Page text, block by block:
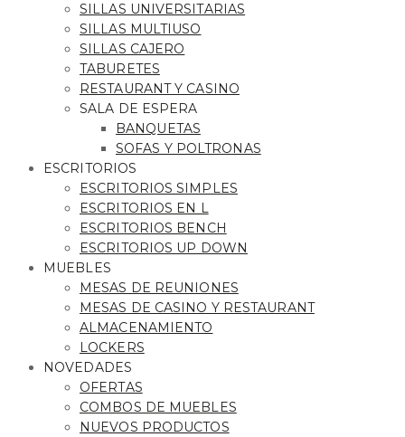
SILLAS UNIVERSITARIAS
SILLAS MULTIUSO
SILLAS CAJERO
TABURETES
RESTAURANT Y CASINO
SALA DE ESPERA
BANQUETAS
SOFAS Y POLTRONAS
ESCRITORIOS
ESCRITORIOS SIMPLES
ESCRITORIOS EN L
ESCRITORIOS BENCH
ESCRITORIOS UP DOWN
MUEBLES
MESAS DE REUNIONES
MESAS DE CASINO Y RESTAURANT
ALMACENAMIENTO
LOCKERS
NOVEDADES
OFERTAS
COMBOS DE MUEBLES
NUEVOS PRODUCTOS